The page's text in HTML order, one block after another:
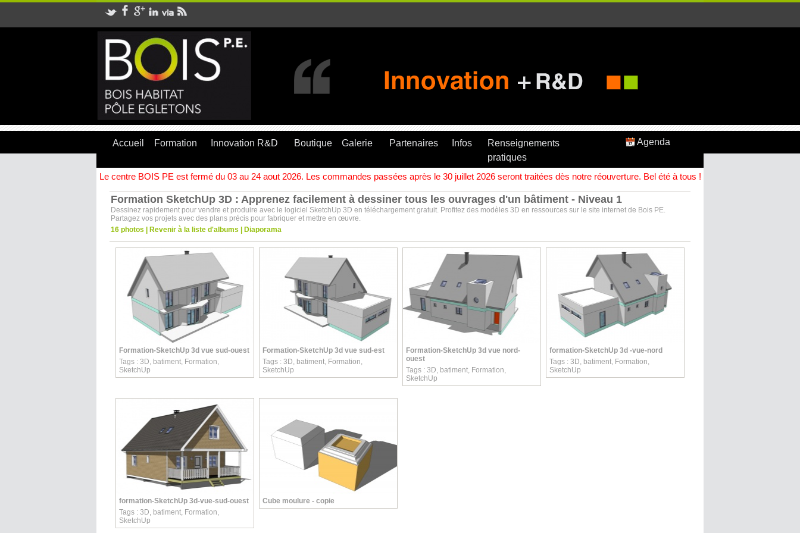
Accueil Formation Innovation R&D Boutique Galerie Partenaires Infos
Renseignements
pratiques
Agenda
Le centre BOIS PE est fermé du 03 au 24 aout 2026. Les commandes passées après le 30 juillet 2026 seront traitées dès notre réouverture. Bel été à tous !
Formation SketchUp 3D : Apprenez facilement à dessiner tous les ouvrages d'un bâtiment - Niveau 1
Dessinez rapidement pour vendre et produire avec le logiciel SketchUp 3D en téléchargement gratuit. Profitez des modèles 3D en ressources sur le site internet de Bois PE.
Partagez vos projets avec des plans précis pour fabriquer et mettre en œuvre.
16 photos
Revenir à la liste d'albums Diaporama
Formation-SketchUp 3d vue sud-ouest
Tags : 3D, batiment, Formation,
SketchUp
Formation-SketchUp 3d vue sud-est
Tags : 3D, batiment, Formation,
SketchUp
Formation-SketchUp 3d vue nord-
ouest
Tags : 3D, batiment, Formation,
SketchUp
formation-SketchUp 3d -vue-nord
Tags : 3D, batiment, Formation,
SketchUp
formation-SketchUp 3d-vue-sud-ouest
Tags : 3D, batiment, Formation,
SketchUp
Cube moulure - copie